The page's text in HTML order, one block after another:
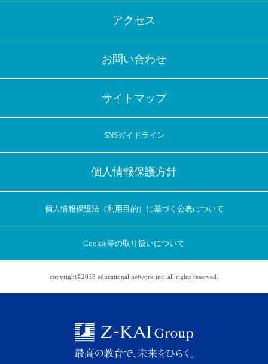
アプリに切り替えてみませんか
アプリ限定のコラムを配信中！
アクセス
お問い合わせ
サイトマップ
SNSガイドライン
個人情報保護方針
個人情報保護法（利用目的）に基づく公表について
Cookie等の取り扱いについて
copyright©2018 educational network inc. all rights reserved.